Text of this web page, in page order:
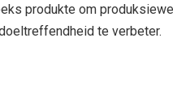
produkte om
te verbeter.